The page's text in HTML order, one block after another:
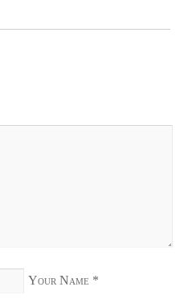
Your Name *